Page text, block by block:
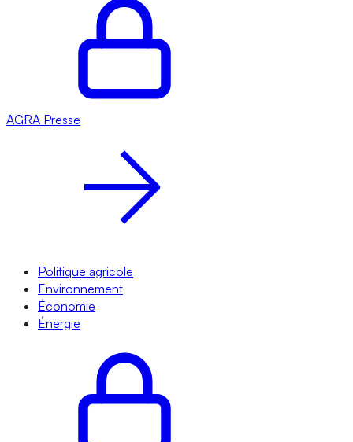
AGRA Presse
Politique agricole
Environnement
Économie
Énergie